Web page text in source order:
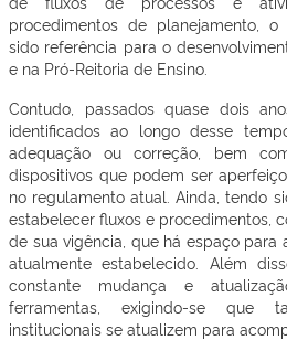
procedimentos de planejamento,
sido referência para o
e na Pró-Reitoria de Ensino.
Contudo, passados quase dois
identificados ao longo desse
adequação ou correção, bem
dispositivos que podem ser
no regulamento atual. Ainda, tendo
estabelecer fluxos e procedimentos,
de sua vigência, que há espaço para
atualmente estabelecido. Além
constante mudança e
ferramentas, exigindo-se que
institucionais se atualizem para